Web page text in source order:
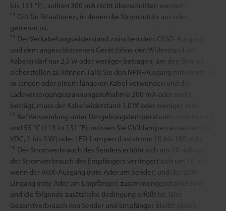
bis 131 °F) , sollten 300 mA nicht überschritten werden.
*3 Gilt für Situationen, in denen die Stromzufuhr aus oder
getrennt ist.
*4 Der Verkabelungswiderstand zwischen dem OSSD-Ausgang
und dem angeschlossenen Gerät (ohne den Widerstand des
Kabels) darf nur 2,5 W oder weniger betragen, um den Betrieb
sicherstellen zu können. Falls Sie den NPN-Ausgang mit einem 15
m langen oder einem längeren Kabel verwenden und die
Ladeversorgungsspannungsaufnahme 200 mA oder mehr
beträgt, muss der Kabelwiderstand 1,0 W oder weniger sein.
*5 Bei Verwendung unter Umgebungstemperaturen zwischen 45
und 55 °C (113 to 131 °F), müssen Sie Glühlampen einsetzen (24
VDC, 1 bis 3 W) oder LED-Lampen (Laststrom: 10 bis 100 mA).
*6 Der Stromverbrauch des Senders erhöht sich um 10 mA und
der Stromverbrauch des Empfängers verringert sich um 10 mA,
wenn der AUX-Ausgang (rote Ader am Sender) und der EDM-
Eingang (rote Ader am Empfänger) zusammengeschaltet sind
und die folgende zusätzliche Bedingung erfüllt ist. (Der
Gesamtverbrauch von Sender und Empfänger bleibt gleich.)